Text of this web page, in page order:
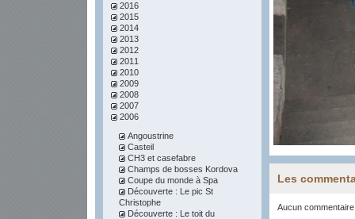
2016
2015
2014
2013
2012
2011
2010
2009
2008
2007
2006
Angoustrine
Casteil
CH3 et casefabre
Champs de bosses Kordova
Coupe du monde à Spa
Découverte : Le pic St
Christophe
Découverte : Le toit du
Les
Aucun